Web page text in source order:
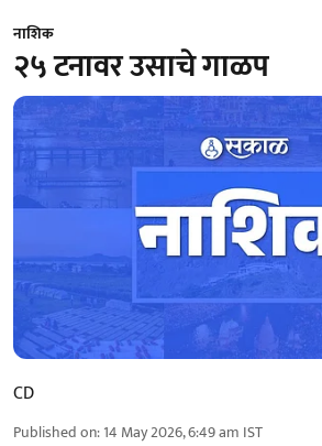
नाशिक
२५ टनावर उसाचे गाळप
CD
Published on:14 May 2026, 6:49 am IST